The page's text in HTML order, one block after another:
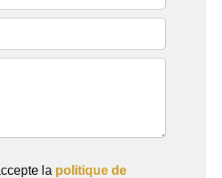
la politique de